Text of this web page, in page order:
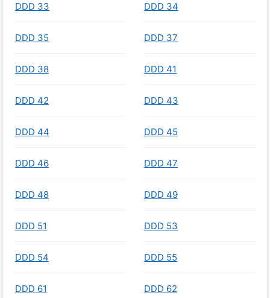
DDD 33 DDD 34
DDD 35 DDD 37
DDD 38 DDD 41
DDD 42 DDD 43
DDD 44 DDD 45
DDD 46 DDD 47
DDD 48 DDD 49
DDD 51 DDD 53
DDD 54 DDD 55
DDD 61 DDD 62